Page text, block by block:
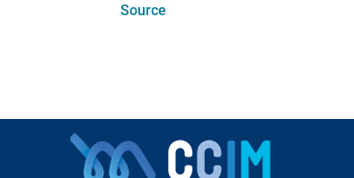
Source